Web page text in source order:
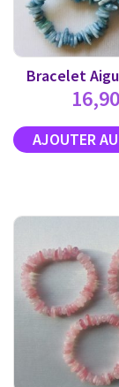
Bracelet
16,90